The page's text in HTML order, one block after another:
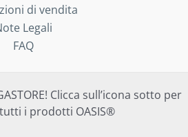
di vendita
Legali
FAQ
Clicca sull’icona sotto per
i prodotti OASIS®